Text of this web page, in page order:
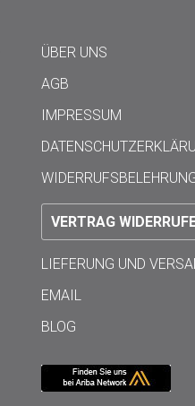
ÜBER UNS
AGB
IMPRESSUM
VERTRAG
LIEFERUNG UND
EMAIL
BLOG